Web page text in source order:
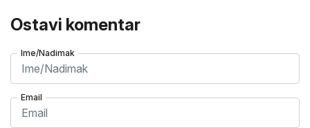
Ostavi komentar
Ime/Nadimak
Email